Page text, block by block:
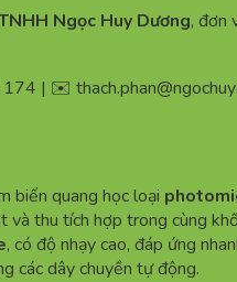
Ngọc Huy Dương, đơn
174 | ✉️
biến quang học loại
và thu tích hợp trong cùng
, có độ nhạy cao, đáp ứng
các dây chuyền tự động.